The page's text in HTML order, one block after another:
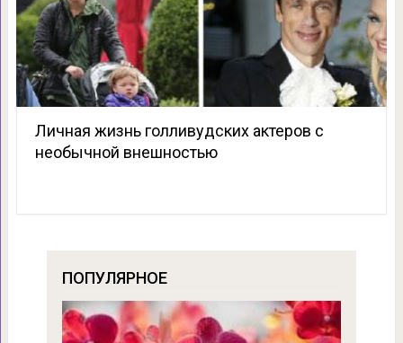
Личная жизнь голливудских актеров с
необычной внешностью
ПОПУЛЯРНОЕ